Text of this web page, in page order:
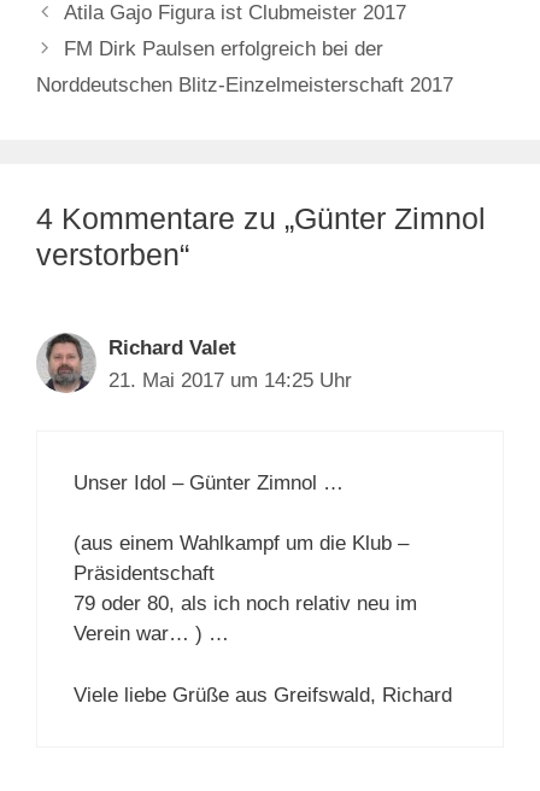
Atila Gajo Figura ist Clubmeister 2017
FM Dirk Paulsen erfolgreich bei der
Norddeutschen Blitz-Einzelmeisterschaft 2017
4 Kommentare zu „Günter Zimnol
verstorben“
Richard Valet
21. Mai 2017 um 14:25 Uhr
Unser Idol – Günter Zimnol …
(aus einem Wahlkampf um die Klub –
Präsidentschaft
79 oder 80, als ich noch relativ neu im
Verein war… ) …
Viele liebe Grüße aus Greifswald, Richard